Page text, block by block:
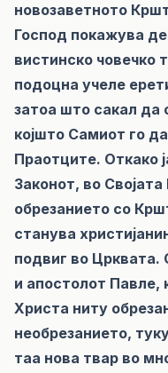
новозаветното
Господ покажува
вистинско човечко
подоцна учеле
затоа што сакал да
којшто Самиот го
Праотците. Откако
Законот, во
обрезанието со
станува
подвиг во Црквата.
и апостолот Павле,
Христа ниту
необрезанието,
таа нова твар во